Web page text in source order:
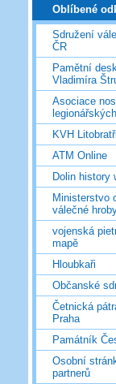
Oblíbené
Sdružení
ČR
Pamětní
Vladimíra
Asociace
KVH
ATM Online
Dolin history
Ministerstvo
válečné
vojenská
mapě
Hloubkaři
Občanské
Četnická
Praha
Památník
Osobní
partnerů